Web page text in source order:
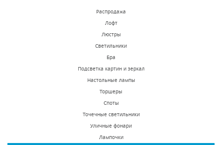
Распродажа
Лофт
Люстры
Светильники
Бра
Подсветка картин и зеркал
Настольные лампы
Торшеры
Споты
Точечные светильники
Уличные фонари
Лампочки